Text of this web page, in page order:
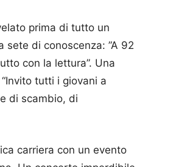
prima di tutto un
sete di conoscenza: ”A 92
con la lettura”. Una
tutti i giovani a
di scambio, di
carriera con un evento